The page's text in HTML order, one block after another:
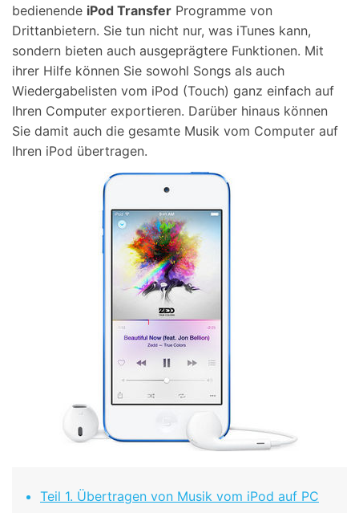
bedienende iPod Transfer Programme von
Drittanbietern. Sie tun nicht nur, was iTunes kann,
sondern bieten auch ausgeprägtere Funktionen. Mit
ihrer Hilfe können Sie sowohl Songs als auch
Wiedergabelisten vom iPod (Touch) ganz einfach auf
Ihren Computer exportieren. Darüber hinaus können
Sie damit auch die gesamte Musik vom Computer auf
Ihren iPod übertragen.
Teil 1. Übertragen von Musik vom iPod auf PC